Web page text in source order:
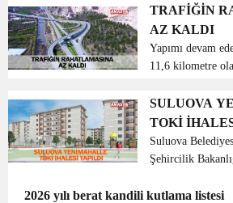
Sazderesi
bir titizlikle sür...
TRAFİĞİN
AZ KALDI
Yapımı devam
11,6 kilometre
çift tüp tünel, 6
1 adet kavşak
yapılarınd...
SULUOVA
TOKİ
Suluova
Şehircilik
tarafından inşa
2026 yılı berat kandili kutlama listesi